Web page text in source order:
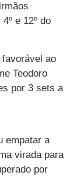
e 12º do
ao
Teodoro
por 3 sets a
empatar a
virada para
por